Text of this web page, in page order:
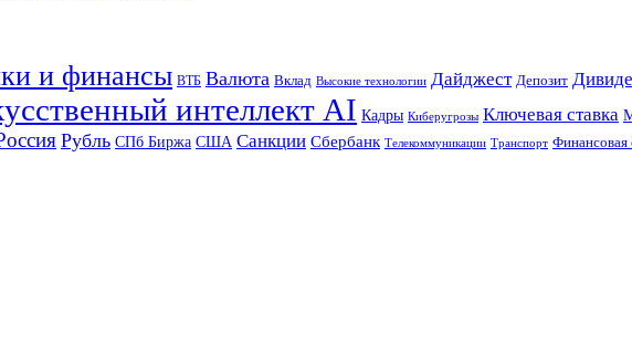
и финансы ВТБ Валюта Вклад Высокие технологии Дайджест Депозит
интеллект AI Кадры Киберугрозы Ключевая ставка
Рубль СПб Биржа США Санкции Сбербанк Телекоммуникации Транспорт Финансовая